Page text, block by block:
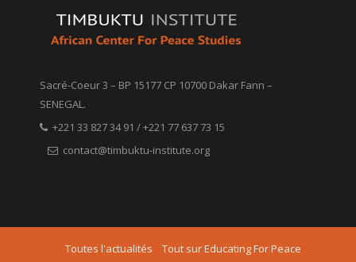
Sacré-Coeur 3 – BP 15177 CP 10700 Dakar Fann –
SENEGAL.
+221 33 827 34 91 / +221 77 637 73 15
contact@timbuktu-institute.org
Toutes l'actualités
Tout sur Educating For Peace